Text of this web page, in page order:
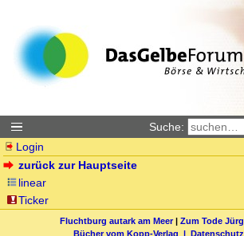
Suche:
Login
zurück zur Hauptseite
linear
Ticker
Fluchtburg autark am Meer| Zum Tode
Bücher vom Kopp-Verlag |